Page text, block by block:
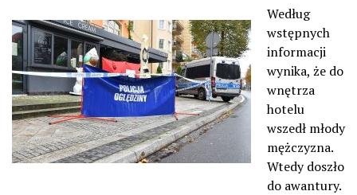
Według
wstępnych
informacji
wynika, że do
wnętrza
hotelu
wszedł młody
mężczyzna.
Wtedy doszło
do awantury.